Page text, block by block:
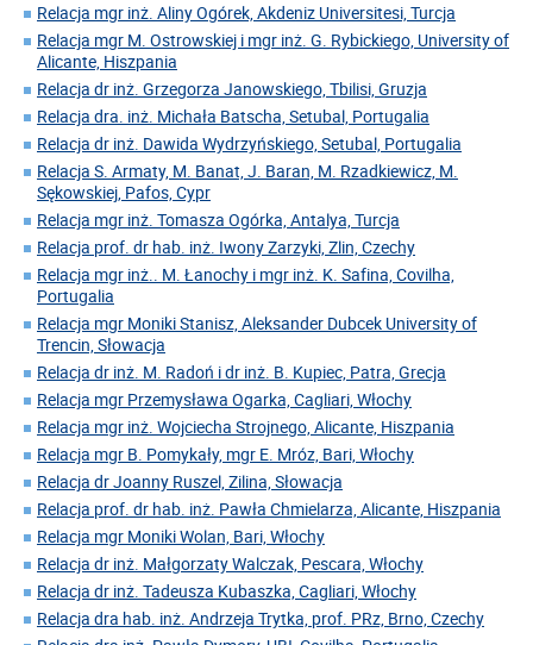
Relacja mgr inż. Aliny Ogórek, Akdeniz Universitesi, Turcja
Relacja mgr M. Ostrowskiej i mgr inż. G. Rybickiego, University of
Alicante, Hiszpania
Relacja dr inż. Grzegorza Janowskiego, Tbilisi, Gruzja
Relacja dra. inż. Michała Batscha, Setubal, Portugalia
Relacja dr inż. Dawida Wydrzyńskiego, Setubal, Portugalia
Relacja S. Armaty, M. Banat, J. Baran, M. Rzadkiewicz, M.
Sękowskiej, Pafos, Cypr
Relacja mgr inż. Tomasza Ogórka, Antalya, Turcja
Relacja prof. dr hab. inż. Iwony Zarzyki, Zlin, Czechy
Relacja mgr inż.. M. Łanochy i mgr inż. K. Safina, Covilha,
Portugalia
Relacja mgr Moniki Stanisz, Aleksander Dubcek University of
Trencin, Słowacja
Relacja dr inż. M. Radoń i dr inż. B. Kupiec, Patra, Grecja
Relacja mgr Przemysława Ogarka, Cagliari, Włochy
Relacja mgr inż. Wojciecha Strojnego, Alicante, Hiszpania
Relacja mgr B. Pomykały, mgr E. Mróz, Bari, Włochy
Relacja dr Joanny Ruszel, Zilina, Słowacja
Relacja prof. dr hab. inż. Pawła Chmielarza, Alicante, Hiszpania
Relacja mgr Moniki Wolan, Bari, Włochy
Relacja dr inż. Małgorzaty Walczak, Pescara, Włochy
Relacja dr inż. Tadeusza Kubaszka, Cagliari, Włochy
Relacja dra hab. inż. Andrzeja Trytka, prof. PRz, Brno, Czechy